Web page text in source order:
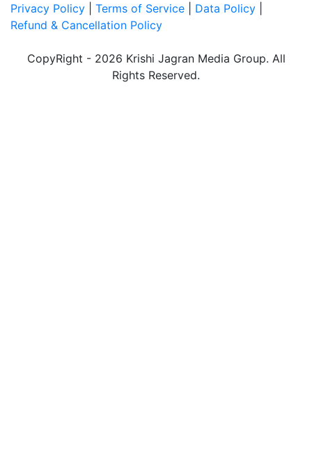
Privacy Policy
Terms of Service Data Policy
Refund & Cancellation Policy
CopyRight - 2026 Krishi Jagran Media Group. All
Rights Reserved.